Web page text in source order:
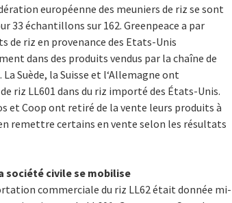
européenne des meuniers de riz se sont
33 échantillons sur 162. Greenpeace a par
de riz en provenance des Etats-Unis
dans des produits vendus par la chaîne de
. La Suède, la Suisse et l‘Allemagne ont
riz LL601 dans du riz importé des États-Unis.
et Coop ont retiré de la vente leurs produits à
remettre certains en vente selon les résultats
société civile se mobilise
commerciale du riz LL62 était donnée mi-